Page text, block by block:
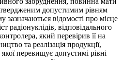
допустимим рівням
зазначаються відомості про місце
радіонуклідів, відповідального
який перевірив її на
та реалізація продукції,
перевищує допустимі рівні